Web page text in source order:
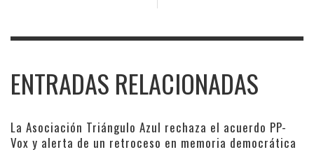
ENTRADAS RELACIONADAS
La Asociación Triángulo Azul rechaza el acuerdo PP-
Vox y alerta de un retroceso en memoria democrática